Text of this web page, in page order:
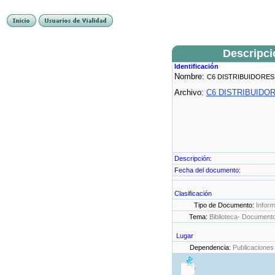
Identificación
Nombre: C6
Archivo: C6
Descripción:
Fecha del documento:
Clasificación
Tipo de Documento:
Tema: Biblioteca-
Lugar
Dependencia: